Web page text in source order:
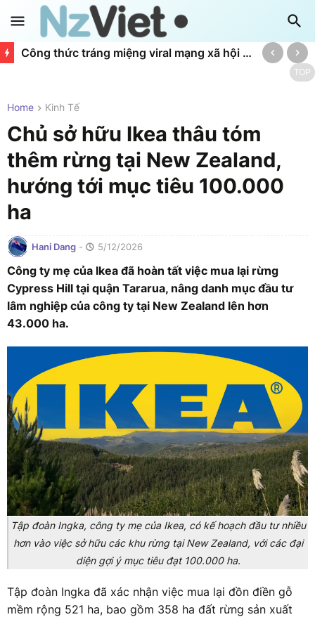
Công thức tráng miệng viral mạng xã hội giúp bánh quy Kingston tăng doanh số gấp 3
TOP
Home Kinh Tế
Chủ sở hữu Ikea thâu tóm
thêm rừng tại New Zealand,
hướng tới mục tiêu 100.000
ha
Hani Dang - 5/12/2026
Công ty mẹ của Ikea đã hoàn tất việc mua lại rừng
Cypress Hill tại quận Tararua, nâng danh mục đầu tư
lâm nghiệp của công ty tại New Zealand lên hơn
43.000 ha.
Tập đoàn Ingka, công ty mẹ của Ikea, có kế hoạch đầu tư nhiều
hơn vào việc sở hữu các khu rừng tại New Zealand, với các đại
diện gợi ý mục tiêu đạt 100.000 ha.
Tập đoàn Ingka đã xác nhận việc mua lại đồn điền gỗ
mềm rộng 521 ha, bao gồm 358 ha đất rừng sản xuất